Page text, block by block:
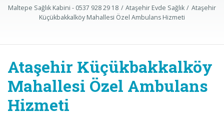
Maltepe Sağlık Kabini - 0537 928 29 18 Ataşehir Evde Sağlık
Ataşehir
Küçükbakkalköy Mahallesi Özel Ambulans Hizmeti
Ataşehir Küçükbakkalköy
Mahallesi Özel Ambulans
Hizmeti